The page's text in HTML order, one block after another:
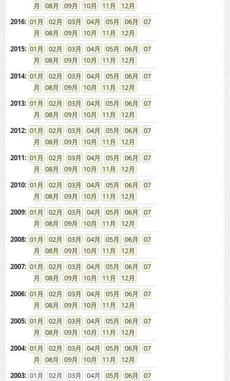
08
09 10 11
12
2016: 01 02 03 04 05 06
07
08
09 10 11
12
2015: 01 02 03 04 05 06
07
08
09 10 11
12
2014: 01 02 03 04 05 06
07
08
09 10 11
12
2013: 01 02 03 04 05 06
07
08
09 10 11
12
2012: 01 02 03 04 05 06
07
08
09 10 11
12
2011: 01 02 03 04 05 06
07
08
09 10 11
12
2010: 01 02 03 04 05 06
07
08
09 10 11
12
2009: 01 02 03 04 05 06
07
08
09 10 11
12
2008: 01 02 03 04 05 06
07
08
09 10 11
12
2007: 01 02 03 04 05 06
07
08
09 10 11
12
2006: 01 02 03 04 05 06
07
08
09 10 11
12
2005: 01 02 03 04 05 06
07
08
09 10 11
12
2004: 01 02 03 04 05 06
07
08
09 10 11
12
2003: 01 02 03 04 05 06
07